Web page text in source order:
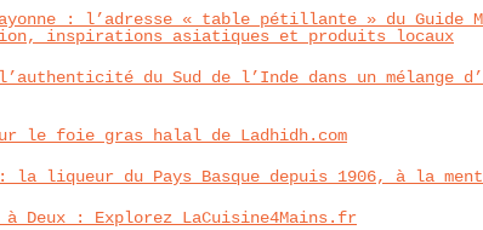
: l’adresse « table pétillante » du Guide
inspirations asiatiques et produits locaux
du Sud de l’Inde dans un mélange
le foie gras halal de Ladhidh.com
liqueur du Pays Basque depuis 1906, à la
Deux : Explorez LaCuisine4Mains.fr